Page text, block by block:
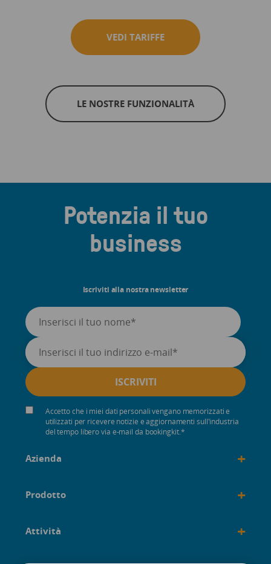
VEDI TARIFFE
LE NOSTRE FUNZIONALITÀ
Potenzia il tuo
business
Iscriviti alla nostra newsletter
Accetto che i miei dati personali vengano memorizzati e
utilizzati per ricevere notizie e aggiornamenti sull'industria
del tempo libero via e-mail da bookingkit.*
Azienda +
Prodotto +
Attività +